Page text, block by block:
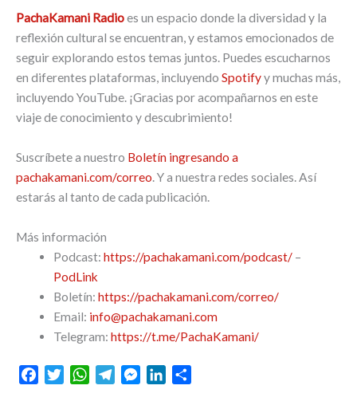
PachaKamani Radioes un espacio donde la diversidad y la
reflexión cultural se encuentran, y estamos emocionados de
seguir explorando estos temas juntos. Puedes escucharnos
en diferentes plataformas, incluyendo Spotifyy muchas más,
incluyendo YouTube. ¡Gracias por acompañarnos en este
viaje de conocimiento y descubrimiento!
Suscríbete a nuestro Boletín ingresando a
pachakamani.com/correo. Y a nuestra redes sociales. Así
estarás al tanto de cada publicación.
Más información
Podcast: https://pachakamani.com/podcast/–
PodLink
Boletín: https://pachakamani.com/correo/
Email: info@pachakamani.com
Telegram: https://t.me/PachaKamani/
W
M